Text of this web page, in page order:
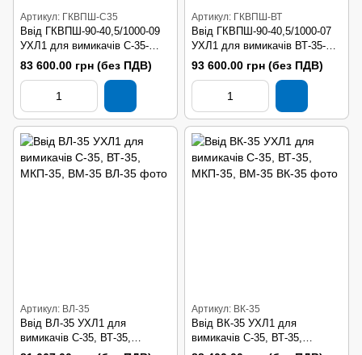
Артикул: ГКВПШ-C35
Ввід ГКВПШ-90-40,5/1000-09
УХЛ1 для вимикачів С-35-
630/25 УХЛ1
83 600.00 грн (без ПДВ)
Артикул: ГКВПШ-ВТ
Ввід ГКВПШ-90-40,5/1000-07
УХЛ1 для вимикачів ВТ-35-
630/25 УХЛ1
93 600.00 грн (без ПДВ)
Артикул: ВЛ-35
Ввід ВЛ-35 УХЛ1 для
вимикачів С-35, ВТ-35,
МКП-35, ВМ-35
Артикул: ВК-35
Ввід ВК-35 УХЛ1 для
вимикачів С-35, ВТ-35,
МКП-35, ВМ-35